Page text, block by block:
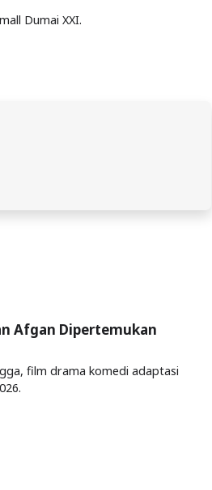
Dumai XXI.
Afgan Dipertemukan
film drama komedi adaptasi